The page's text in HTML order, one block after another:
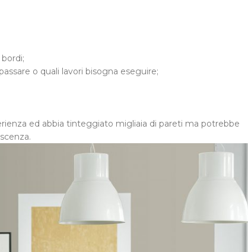
o quali lavori bisogna eseguire;
ed abbia tinteggiato migliaia di pareti ma potrebbe